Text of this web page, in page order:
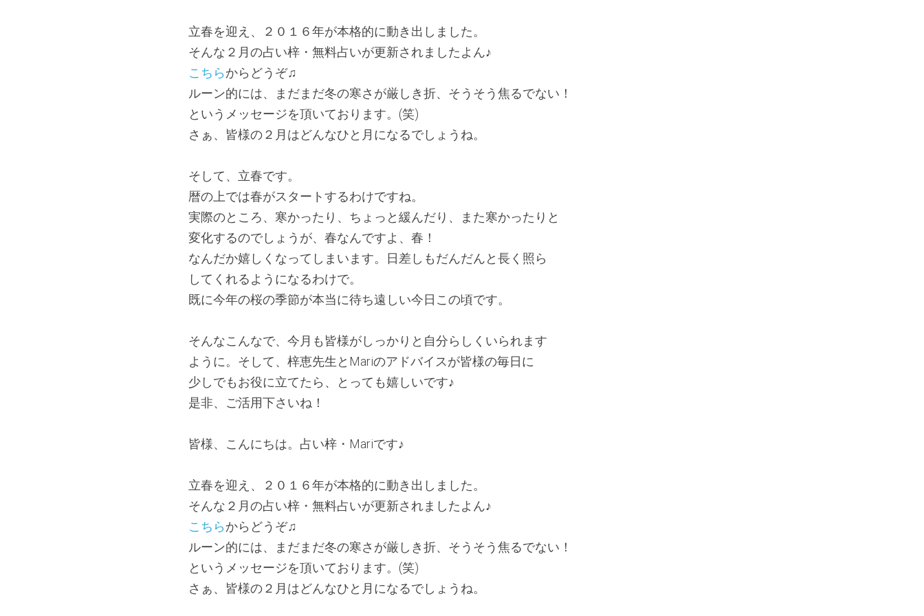
立春を迎え、２０１６年が本格的に動き出しました。
そんな２月の占い梓・無料占いが更新されましたよん♪
こちらからどうぞ♫
ルーン的には、まだまだ冬の寒さが厳しき折、そうそう焦るでない！
というメッセージを頂いております。(笑)
さぁ、皆様の２月はどんなひと月になるでしょうね。
そして、立春です。
暦の上では春がスタートするわけですね。
実際のところ、寒かったり、ちょっと緩んだり、また寒かったりと
変化するのでしょうが、春なんですよ、春！
なんだか嬉しくなってしまいます。日差しもだんだんと長く照ら
してくれるようになるわけで。
既に今年の桜の季節が本当に待ち遠しい今日この頃です。
そんなこんなで、今月も皆様がしっかりと自分らしくいられます
ように。そして、梓恵先生とMariのアドバイスが皆様の毎日に
少しでもお役に立てたら、とっても嬉しいです♪
是非、ご活用下さいね！
皆様、こんにちは。占い梓・Mariです♪
立春を迎え、２０１６年が本格的に動き出しました。
そんな２月の占い梓・無料占いが更新されましたよん♪
こちらからどうぞ♫
ルーン的には、まだまだ冬の寒さが厳しき折、そうそう焦るでない！
というメッセージを頂いております。(笑)
さぁ、皆様の２月はどんなひと月になるでしょうね。